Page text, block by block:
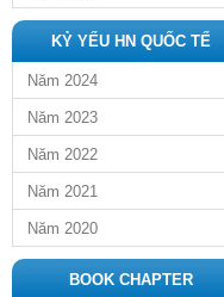
KỶ YẾU HN QUỐC TẾ
Năm 2024
Năm 2023
Năm 2022
Năm 2021
Năm 2020
BOOK CHAPTER